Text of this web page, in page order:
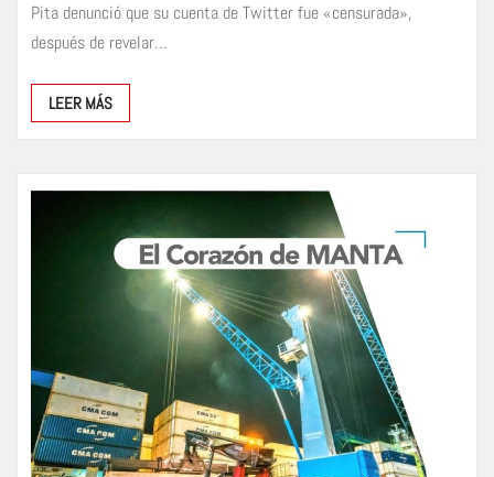
Pita denunció que su cuenta de Twitter fue «censurada»,
después de revelar…
LEER MÁS